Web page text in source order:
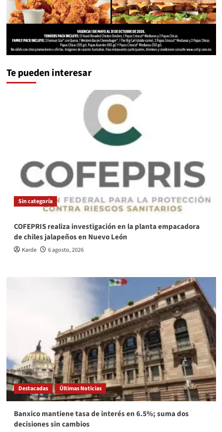
Te pueden interesar
Sin categoría
COFEPRIS realiza investigación en la planta empacadora
de chiles jalapeños en Nuevo León
Karde 6 agosto, 2026
Destacadas Últimas Noticias
Banxico mantiene tasa de interés en 6.5%; suma dos
decisiones sin cambios